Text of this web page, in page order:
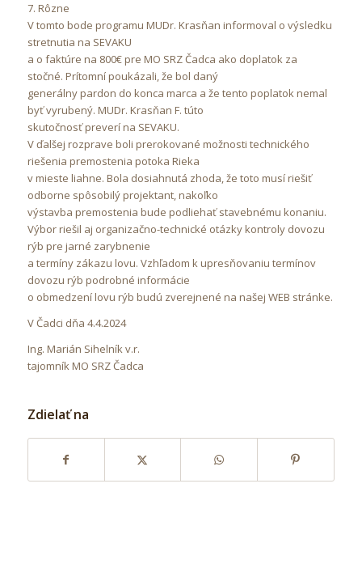
7. Rôzne
V tomto bode programu MUDr. Krasňan informoval o výsledku
stretnutia na SEVAKU
a o faktúre na 800€ pre MO SRZ Čadca ako doplatok za
stočné. Prítomní poukázali, že bol daný
generálny pardon do konca marca a že tento poplatok nemal
byť vyrubený. MUDr. Krasňan F. túto
skutočnosť preverí na SEVAKU.
V ďalšej rozprave boli prerokované možnosti technického
riešenia premostenia potoka Rieka
v mieste liahne. Bola dosiahnutá zhoda, že toto musí riešiť
odborne spôsobilý projektant, nakoľko
výstavba premostenia bude podliehať stavebnému konaniu.
Výbor riešil aj organizačno-technické otázky kontroly dovozu
rýb pre jarné zarybnenie
a termíny zákazu lovu. Vzhľadom k upresňovaniu termínov
dovozu rýb podrobné informácie
o obmedzení lovu rýb budú zverejnené na našej WEB stránke.
V Čadci dňa 4.4.2024
Ing. Marián Sihelník v.r.
tajomník MO SRZ Čadca
Zdielať na